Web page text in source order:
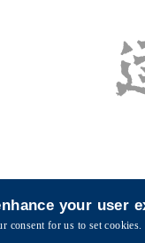
Kong University of
your user
consent for us to set cookies.